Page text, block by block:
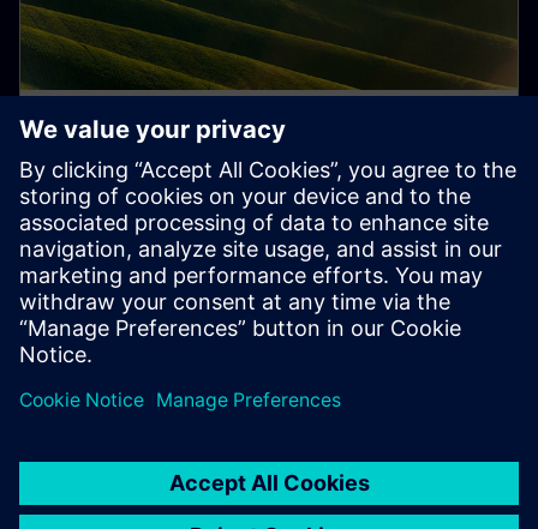
Fenntarthatóság az ellátási
láncon
Az integritás a felelősségteljes és vállalkozói
magatartás alapja.